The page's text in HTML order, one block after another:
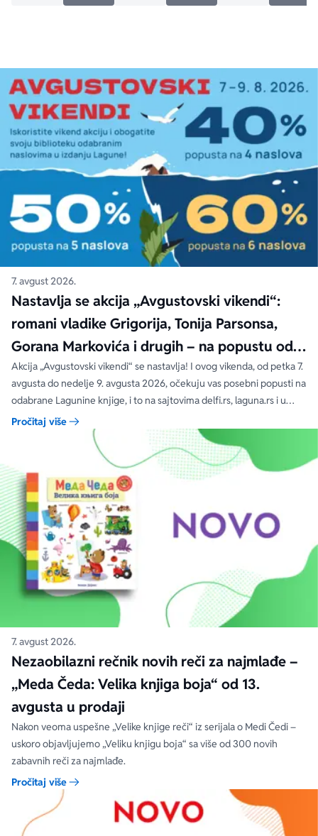
7. avgust 2026.
Nastavlja se akcija „Avgustovski vikendi“:
romani vladike Grigorija, Tonija Parsonsa,
Gorana Markovića i drugih – na popustu od
čak 40, 50 i 60%
Akcija „Avgustovski vikendi“ se nastavlja! I ovog vikenda, od petka 7.
avgusta do nedelje 9. avgusta 2026, očekuju vas posebni popusti na
odabrane Lagunine knjige, i to na sajtovima delfi.rs, laguna.rs i u
svim Delfi knjižarama.
Pročitaj više
7. avgust 2026.
Nezaobilazni rečnik novih reči za najmlađe –
„Meda Čeda: Velika knjiga boja“ od 13.
avgusta u prodaji
Nakon veoma uspešne „Velike knjige reči“ iz serijala o Medi Čedi –
uskoro objavljujemo „Veliku knjigu boja“ sa više od 300 novih
zabavnih reči za najmlađe.
Pročitaj više